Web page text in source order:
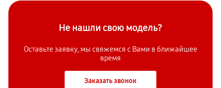
Не нашли свою модель?
Оставьте заявку, мы свяжемся с Вами в ближайшее
время
Заказать звонок